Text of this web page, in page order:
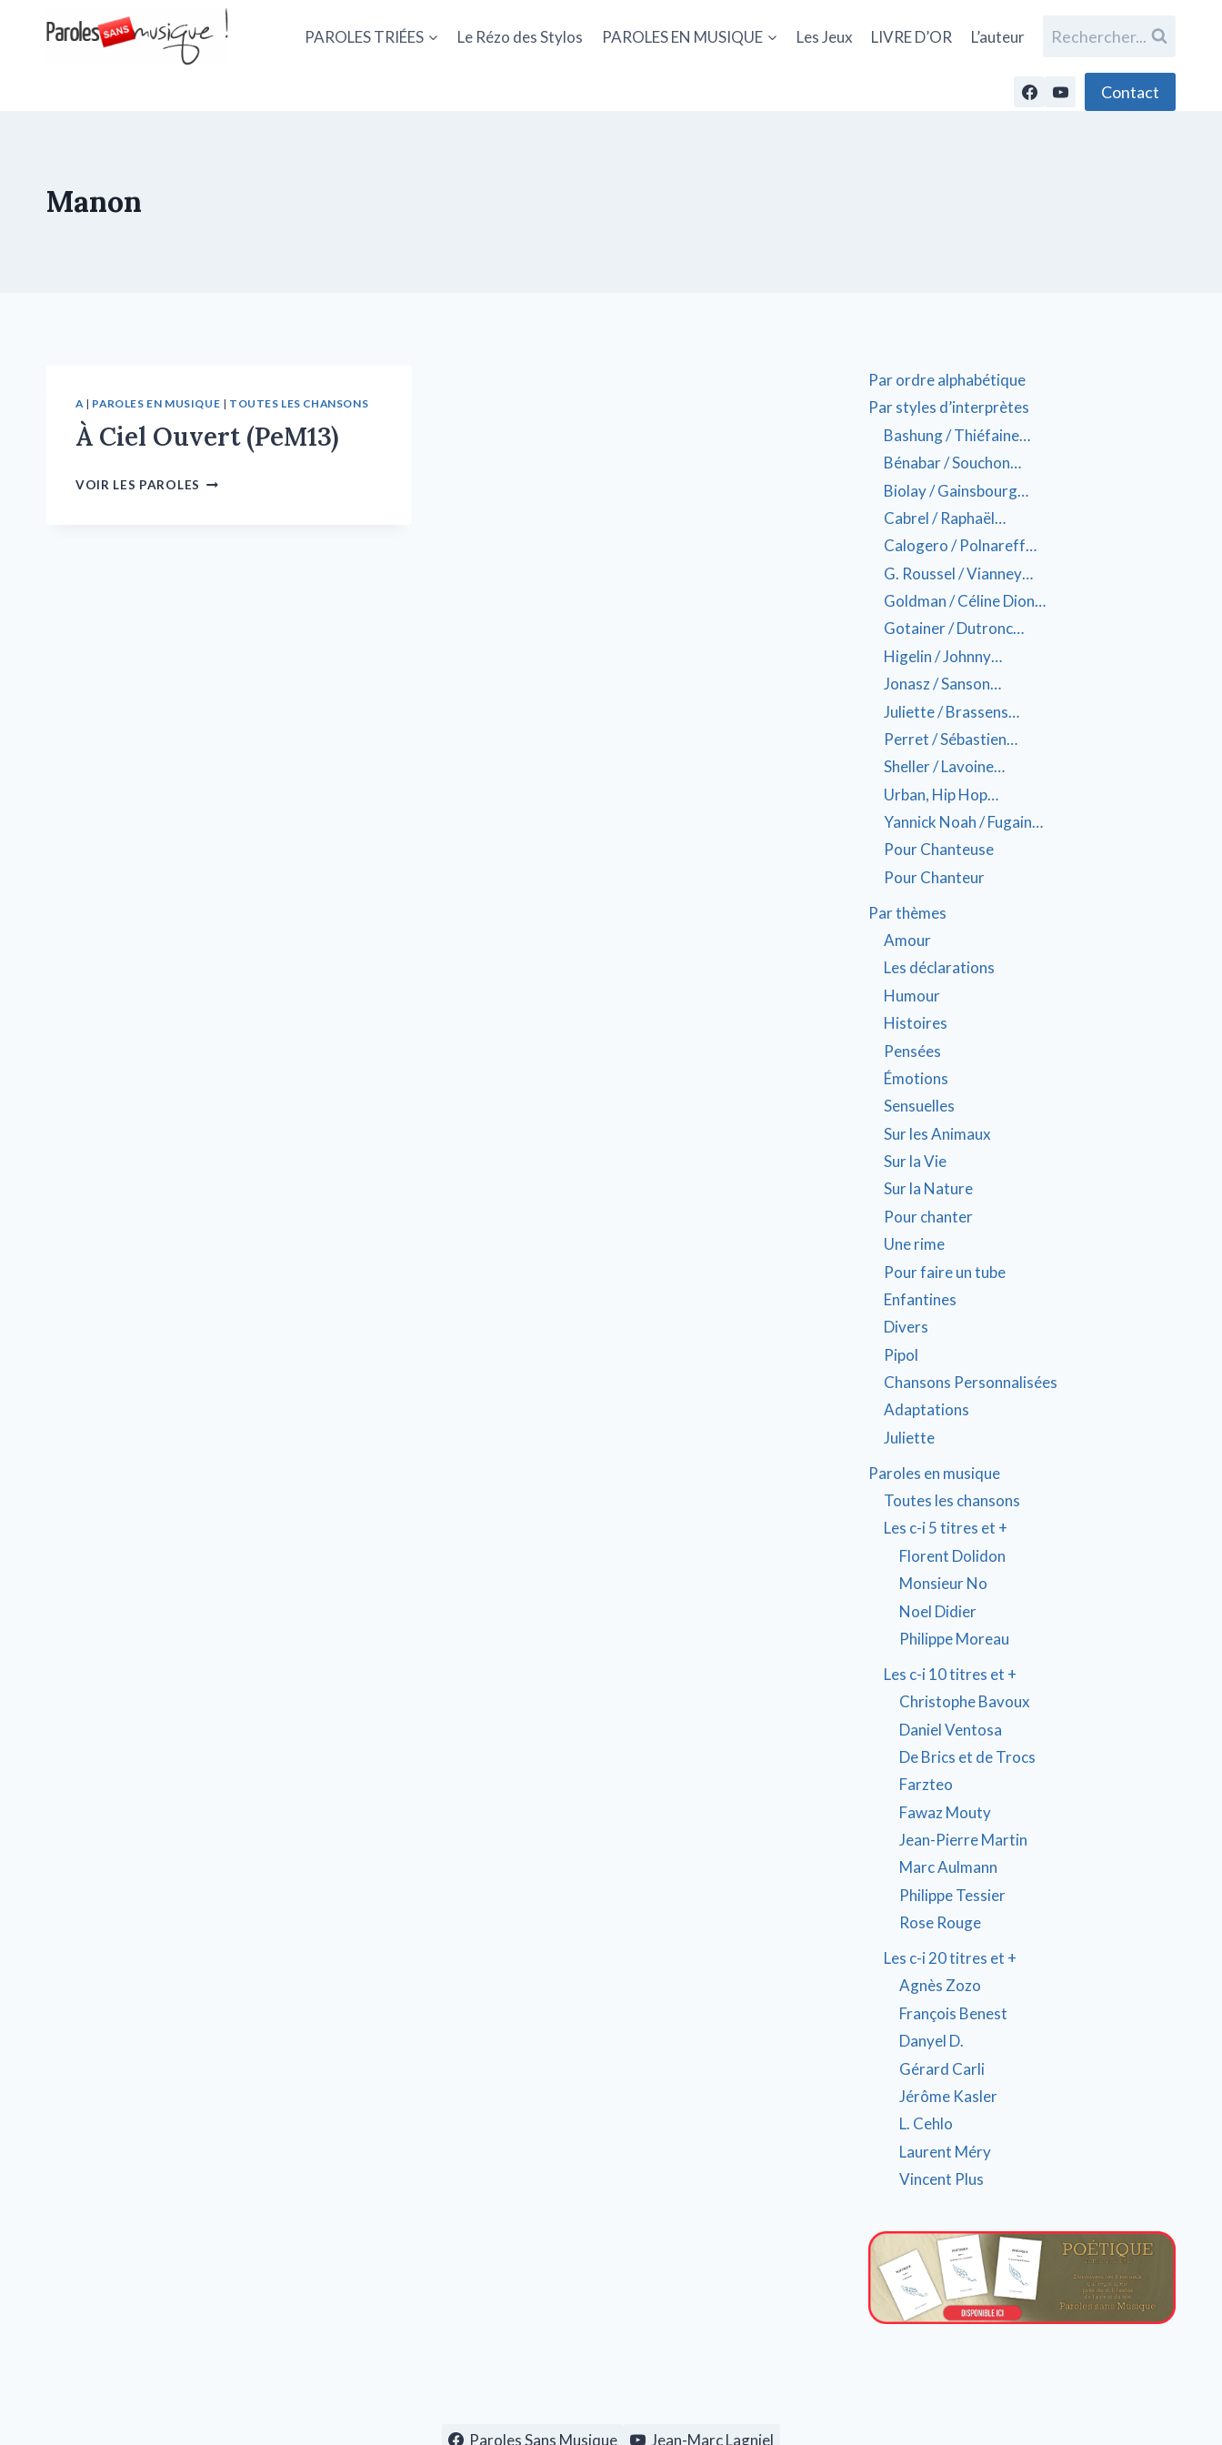
PAROLES TRIÉES Le Rézo des Stylos PAROLES EN MUSIQUE Les Jeux LIVRE D’OR L’auteur Rechercher...
Contact
Manon
A| PAROLES EN MUSIQUE | TOUTES LES CHANSONS
À Ciel Ouvert (PeM13)
VOIR LES PAROLES
Par ordre alphabétique
Par styles d’interprètes
Bashung / Thiéfaine…
Bénabar / Souchon…
Biolay / Gainsbourg…
Cabrel / Raphaël…
Calogero / Polnareff…
G. Roussel / Vianney…
Goldman / Céline Dion…
Gotainer / Dutronc…
Higelin / Johnny…
Jonasz / Sanson…
Juliette / Brassens…
Perret / Sébastien…
Sheller / Lavoine…
Urban, Hip Hop…
Yannick Noah / Fugain…
Pour Chanteuse
Pour Chanteur
Par thèmes
Amour
Les déclarations
Humour
Histoires
Pensées
Émotions
Sensuelles
Sur les Animaux
Sur la Vie
Sur la Nature
Pour chanter
Une rime
Pour faire un tube
Enfantines
Divers
Pipol
Chansons Personnalisées
Adaptations
Juliette
Paroles en musique
Toutes les chansons
Les c-i 5 titres et +
Florent Dolidon
Monsieur No
Noel Didier
Philippe Moreau
Les c-i 10 titres et +
Christophe Bavoux
Daniel Ventosa
De Brics et de Trocs
Farzteo
Fawaz Mouty
Jean-Pierre Martin
Marc Aulmann
Philippe Tessier
Rose Rouge
Les c-i 20 titres et +
Agnès Zozo
François Benest
Danyel D.
Gérard Carli
Jérôme Kasler
L. Cehlo
Laurent Méry
Vincent Plus
Paroles Sans Musique Jean-Marc Lagniel